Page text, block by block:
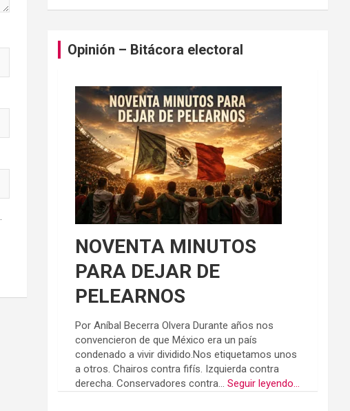
Opinión – Bitácora electoral
NOVENTA MINUTOS
PARA DEJAR DE
PELEARNOS
Por Aníbal Becerra Olvera Durante años nos
convencieron de que México era un país
condenado a vivir dividido.Nos etiquetamos unos
a otros. Chairos contra fifís. Izquierda contra
derecha. Conservadores contra...Seguir leyendo...